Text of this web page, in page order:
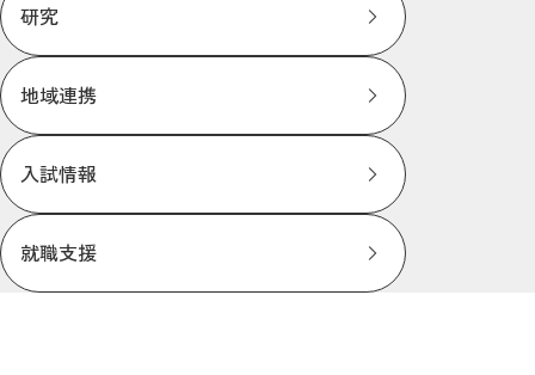
研究
地域連携
入試情報
就職支援